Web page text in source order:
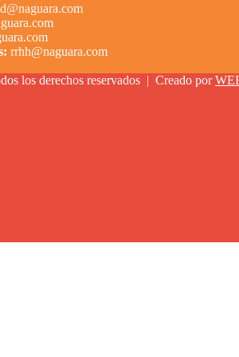
rrhh@naguara.com
los derechos reservados | Creado por